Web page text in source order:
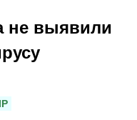
не выявили